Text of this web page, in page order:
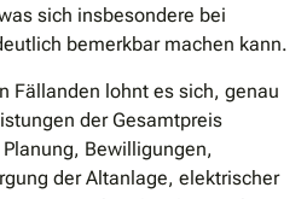
sich insbesondere bei
bemerkbar machen kann.
Fällanden lohnt es sich, genau
der Gesamtpreis
Bewilligungen,
der Altanlage, elektrischer